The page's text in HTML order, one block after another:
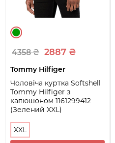
4358 ₴ 2887 ₴
Tommy Hilfiger
Чоловіча куртка Softshell
Tommy Hilfiger з
капюшоном 1161299412
(Зелений XXL)
XXL